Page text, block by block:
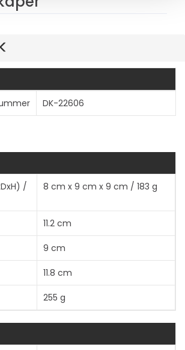
Vis mer
DK-22606
/
8 cm x 9 cm x 9 cm / 183 g
11.2 cm
9 cm
11.8 cm
255 g